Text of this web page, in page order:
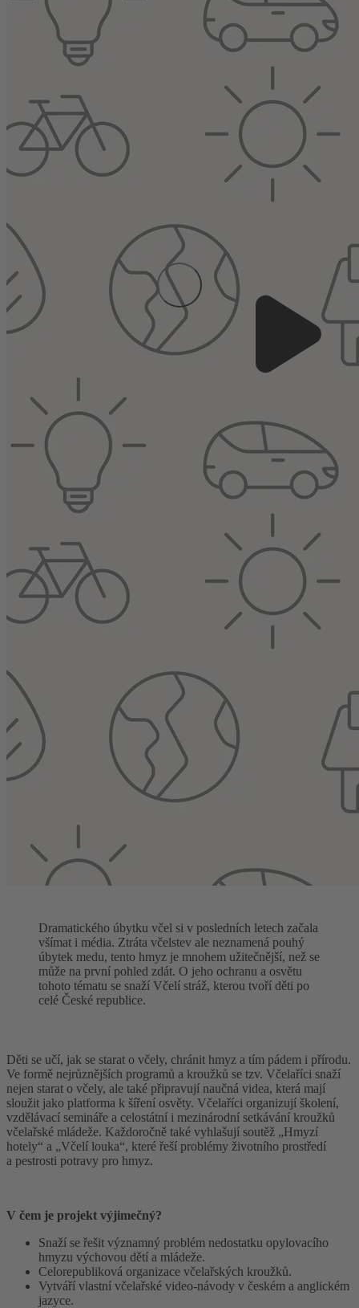
Dramatického úbytku včel si v posledních letech začala
všímat i média. Ztráta včelstev ale neznamená pouhý
úbytek medu, tento hmyz je mnohem užitečnější, než se
může na první pohled zdát. O jeho ochranu a osvětu
tohoto tématu se snaží Včelí stráž, kterou tvoří děti po
celé České republice.
Děti se učí, jak se starat o včely, chránit hmyz a tím pádem i přírodu.
Ve formě nejrůznějších programů a kroužků se tzv. Včelaříci snaží
nejen starat o včely, ale také připravují naučná videa, která mají
sloužit jako platforma k šíření osvěty. Včelaříci organizují školení,
vzdělávací semináře a celostátní i mezinárodní setkávání kroužků
včelařské mládeže. Každoročně také vyhlašují soutěž „Hmyzí
hotely“ a „Včelí louka“, které řeší problémy životního prostředí
a pestrosti potravy pro hmyz.
V čem je projekt výjimečný?
Snaží se řešit významný problém nedostatku opylovacího
hmyzu výchovou dětí a mládeže.
Celorepubliková organizace včelařských kroužků.
Vytváří vlastní včelařské video-návody v českém a anglickém
jazyce.